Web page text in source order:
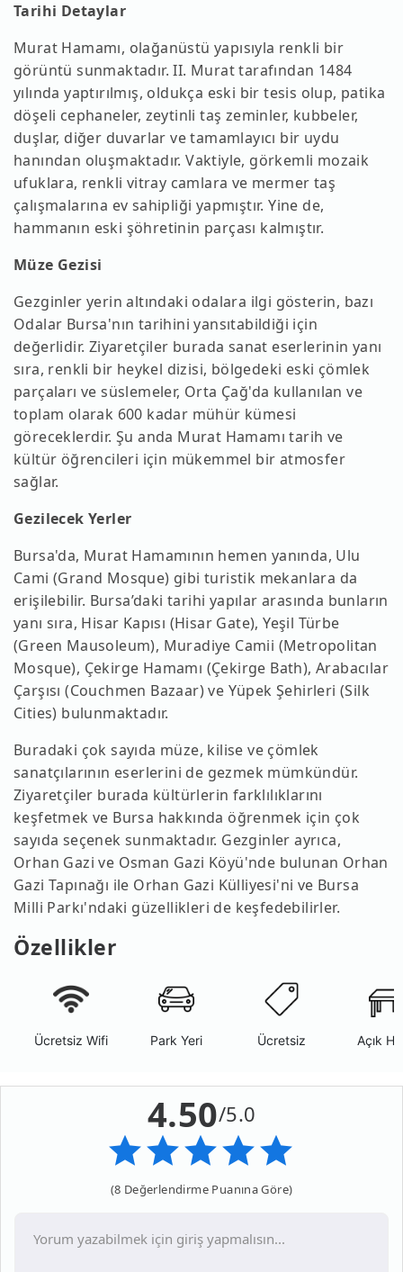
Tarihi Detaylar
Murat Hamamı, olağanüstü yapısıyla renkli bir
görüntü sunmaktadır. II. Murat tarafından 1484
yılında yaptırılmış, oldukça eski bir tesis olup, patika
döşeli cephaneler, zeytinli taş zeminler, kubbeler,
duşlar, diğer duvarlar ve tamamlayıcı bir uydu
hanından oluşmaktadır. Vaktiyle, görkemli mozaik
ufuklara, renkli vitray camlara ve mermer taş
çalışmalarına ev sahipliği yapmıştır. Yine de,
hammanın eski şöhretinin parçası kalmıştır.
Müze Gezisi
Gezginler yerin altındaki odalara ilgi gösterin, bazı
Odalar Bursa'nın tarihini yansıtabildiği için
değerlidir. Ziyaretçiler burada sanat eserlerinin yanı
sıra, renkli bir heykel dizisi, bölgedeki eski çömlek
parçaları ve süslemeler, Orta Çağ'da kullanılan ve
toplam olarak 600 kadar mühür kümesi
göreceklerdir. Şu anda Murat Hamamı tarih ve
kültür öğrencileri için mükemmel bir atmosfer
sağlar.
Gezilecek Yerler
Bursa'da, Murat Hamamının hemen yanında, Ulu
Cami (Grand Mosque) gibi turistik mekanlara da
erişilebilir. Bursa’daki tarihi yapılar arasında bunların
yanı sıra, Hisar Kapısı (Hisar Gate), Yeşil Türbe
(Green Mausoleum), Muradiye Camii (Metropolitan
Mosque), Çekirge Hamamı (Çekirge Bath), Arabacılar
Çarşısı (Couchmen Bazaar) ve Yüpek Şehirleri (Silk
Cities) bulunmaktadır.
Buradaki çok sayıda müze, kilise ve çömlek
sanatçılarının eserlerini de gezmek mümkündür.
Ziyaretçiler burada kültürlerin farklılıklarını
keşfetmek ve Bursa hakkında öğrenmek için çok
sayıda seçenek sunmaktadır. Gezginler ayrıca,
Orhan Gazi ve Osman Gazi Köyü'nde bulunan Orhan
Gazi Tapınağı ile Orhan Gazi Külliyesi'ni ve Bursa
Milli Parkı'ndaki güzellikleri de keşfedebilirler.
Özellikler
Ücretsiz Wifi Park Yeri Ücretsiz Açık
4.50/5.0
(8 Değerlendirme Puanına Göre)